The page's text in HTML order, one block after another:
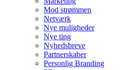
Mod strømmen
Netværk
Nye muligheder
Nye ting
Nyhedsbreve
Partnerskaber
Personlig Branding